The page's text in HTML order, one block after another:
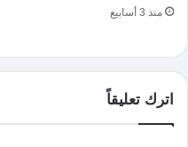
منذ 3 أسابيع
اترك تعليقاً